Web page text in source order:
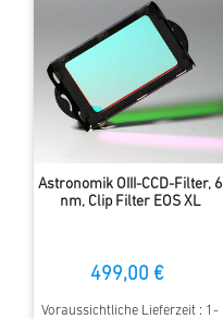
Astronomik OIII-CCD-Filter, 6
nm, Clip Filter EOS XL
499,00 €
Voraussichtliche Lieferzeit : 1-